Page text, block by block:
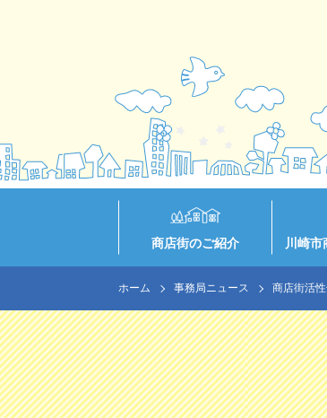
商店街のご紹介 川崎市
ホーム 事務局ニュース 商店街活